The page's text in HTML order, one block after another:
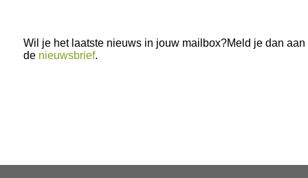
Wil je het laatste nieuws in jouw mailbox?Meld je dan aan
de nieuwsbrief.